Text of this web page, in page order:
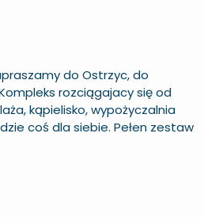
do Ostrzyc, do
rozciągajacy się od
kąpielisko, wypożyczalnia
coś dla siebie. Pełen zestaw